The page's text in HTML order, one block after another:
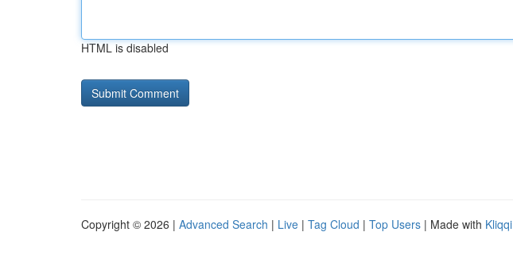
HTML is disabled
Copyright © 2026 | Advanced Search | Live | Tag Cloud | Top Users | Made with